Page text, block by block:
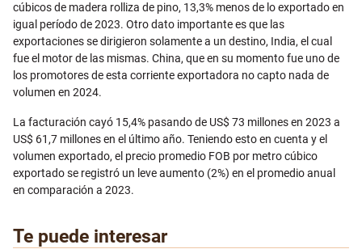
cúbicos de madera rolliza de pino, 13,3% menos de lo exportado en
igual período de 2023. Otro dato importante es que las
exportaciones se dirigieron solamente a un destino, India, el cual
fue el motor de las mismas. China, que en su momento fue uno de
los promotores de esta corriente exportadora no capto nada de
volumen en 2024.
La facturación cayó 15,4% pasando de US$ 73 millones en 2023 a
US$ 61,7 millones en el último año. Teniendo esto en cuenta y el
volumen exportado, el precio promedio FOB por metro cúbico
exportado se registró un leve aumento (2%) en el promedio anual
en comparación a 2023.
Te puede interesar